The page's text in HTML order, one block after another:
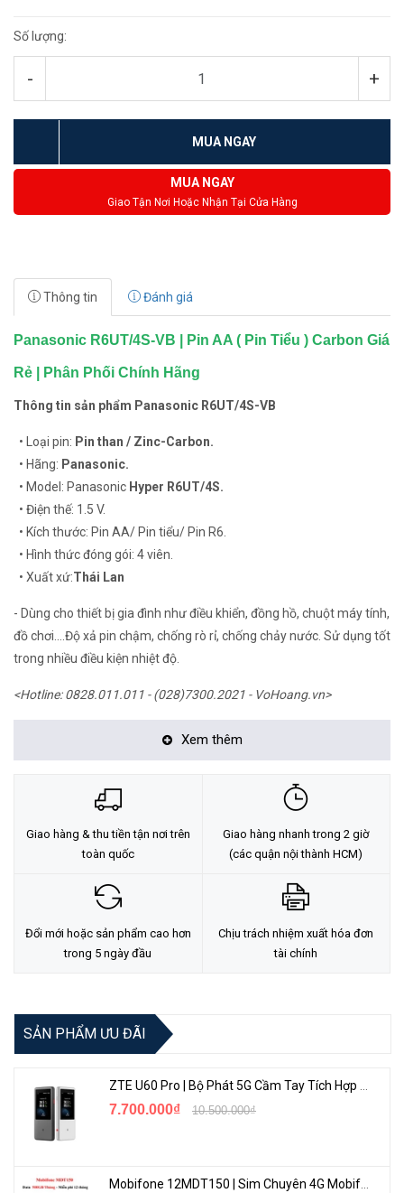
Số lượng:
- +
MUA NGAY
MUA NGAY
Giao Tận Nơi Hoặc Nhận Tại Cửa Hàng
Thông tin Đánh giá
Panasonic R6UT/4S-VB | Pin AA ( Pin Tiểu ) Carbon Giá
Rẻ | Phân Phối Chính Hãng
Thông tin sản phẩm Panasonic R6UT/4S-VB
• Loại pin: Pin than / Zinc-Carbon.
• Hãng: Panasonic.
• Model: Panasonic Hyper R6UT/4S.
• Điện thế: 1.5 V.
• Kích thước: Pin AA/ Pin tiểu/ Pin R6.
• Hình thức đóng gói: 4 viên.
• Xuất xứ:Thái Lan
- Dùng cho thiết bị gia đình như điều khiển, đồng hồ, chuột máy tính,
đồ chơi....Độ xả pin chậm, chống rò rỉ, chống chảy nước. Sử dụng tốt
trong nhiều điều kiện nhiệt độ.
<Hotline: 0828.011.011 - (028)7300.2021 - VoHoang.vn>
Xem thêm
Giao hàng & thu tiền tận nơi trên
toàn quốc
Giao hàng nhanh trong 2 giờ
(các quận nội thành HCM)
Đổi mới hoặc sản phẩm cao hơn
trong 5 ngày đầu
Chịu trách nhiệm xuất hóa đơn
tài chính
SẢN PHẨM ƯU ĐÃI
ZTE U60 Pro | Bộ Phát 5G Cầm Tay Tích Hợp Công Nghệ WiFi 7, Pin 10000mAh
7.700.000₫ 10.500.000₫